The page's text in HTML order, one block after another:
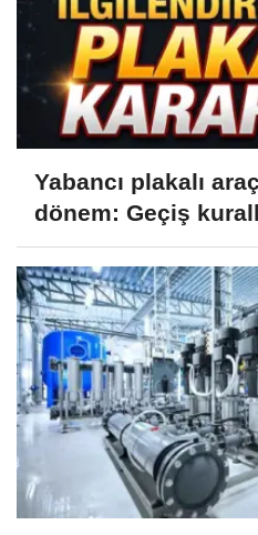
Yabancı plakalı
dönem: Geçiş